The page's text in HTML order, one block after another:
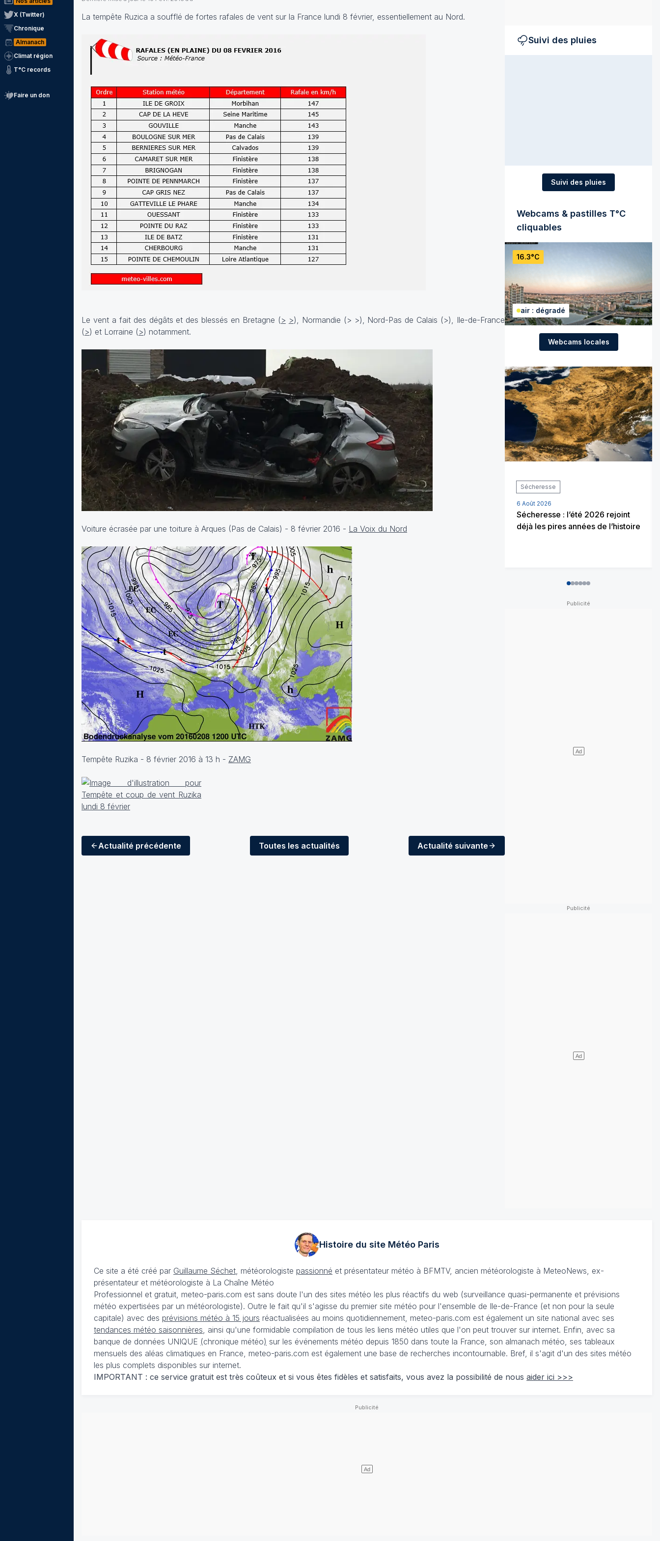
X (Twitter)
Chronique
Almanach
Climat région
T°C records
Faire un don
La tempête Ruzica a soufflé de fortes rafales de vent sur la France lundi 8 février, essentiellement au Nord.
Le vent a fait des dégâts et des blessés en Bretagne (> >), Normandie (> >), Nord-Pas de Calais (>), Ile-de-France
(>) et Lorraine (>) notamment.
Voiture écrasée par une toiture à Arques (Pas de Calais) - 8 février 2016 - La Voix du Nord
Tempête Ruzika - 8 février 2016 à 13 h - ZAMG
Actualité précédente Toutes les actualités Actualité suivante
Suivi des pluies
Suivi des pluies
Webcams & pastilles T°C
cliquables
16.3°C
air : dégradé
Webcams locales
Sécheresse
6 Août 2026
Sécheresse : l’été 2026 rejoint
déjà les pires années de l’histoire
012345
Histoire du site MétéoParis
Ce site a été créé par Guillaume Séchet , météorologiste passionné et présentateur météo à BFMTV, ancien météorologiste à MeteoNews, ex-
présentateur et météorologiste à La Chaîne Météo
Professionnel et gratuit, meteo-paris.com est sans doute l'un des sites météo les plus réactifs du web (surveillance quasi-permanente et prévisions
météo expertisées par un météorologiste). Outre le fait qu'il s'agisse du premier site météo pour l'ensemble de Ile-de-France (et non pour la seule
capitale) avec des prévisions météo à 15 jours réactualisées au moins quotidiennement, meteo-paris.com est également un site national avec ses
tendances météo saisonnières , ainsi qu'une formidable compilation de tous les liens météo utiles que l'on peut trouver sur internet. Enfin, avec sa
banque de données UNIQUE (chronique météo) sur les événements météo depuis 1850 dans toute la France, son almanach météo, ses tableaux
mensuels des aléas climatiques en France, meteo-paris.com est également une base de recherches incontournable. Bref, il s'agit d'un des sites météo
les plus complets disponibles sur internet.
IMPORTANT : ce service gratuit est très coûteux et si vous êtes fidèles et satisfaits, vous avez la possibilité de nous aider ici >>>